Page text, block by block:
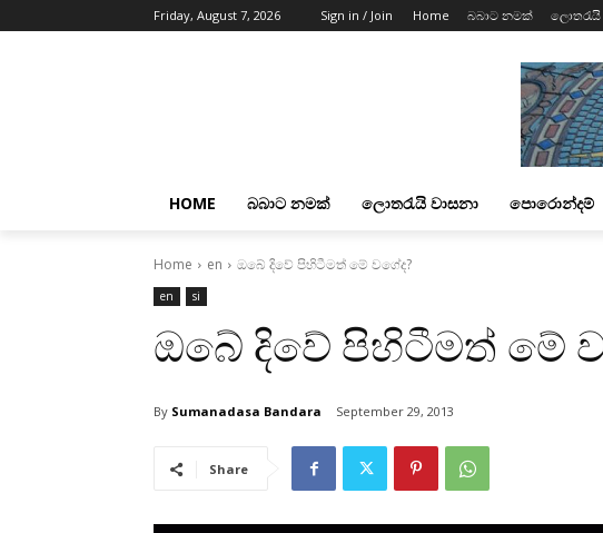
Friday, August 7, 2026 Sign in / Join Home බබාට නමක් ලොතරැයි
HOME බබාට නමක් ලොතරැයි වාසනා පොරොන්දම්
Home en ඔබේ දිවේ පිහිටීමත් මේ වගේද?
en si
ඔබේ දිවේ පිහිටීමත් මේ
By Sumanadasa Bandara September 29, 2013
Share